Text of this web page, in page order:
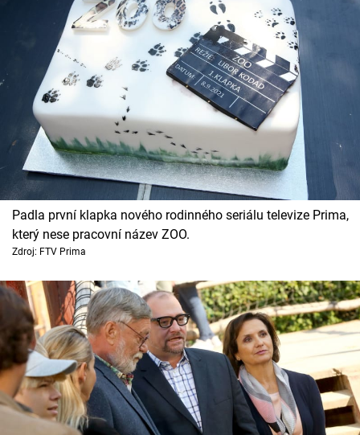
Padla první klapka nového rodinného seriálu televize Prima,
který nese pracovní název ZOO.
Zdroj: FTV Prima